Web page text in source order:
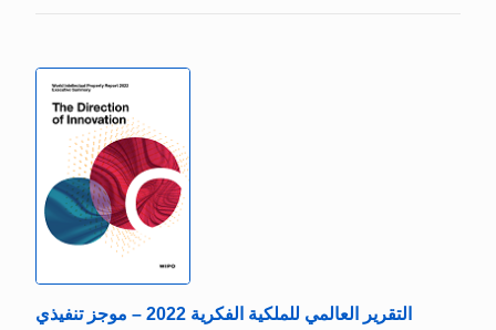
التقرير العالمي للملكية الفكرية 2022 – موجز تنفيذي